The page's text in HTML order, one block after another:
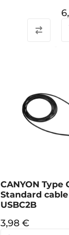
CANYON Type
Standard cable
USBC2B
3,98 €